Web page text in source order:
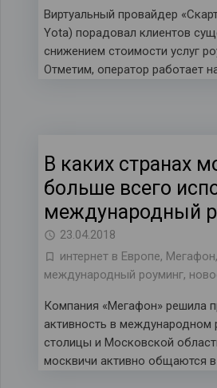
Виртуальный провайдер
Yota) порадовал клиентов
снижением стоимости услуг
Отметим, оператор работает
В каких странах
больше всего
международный
23.04.2018
интернет в Европе, Мегафон,
международный роуминг,
Компания «Мегафон» решила
активность в международном
столицы и Московской
москвичи активно общаются в